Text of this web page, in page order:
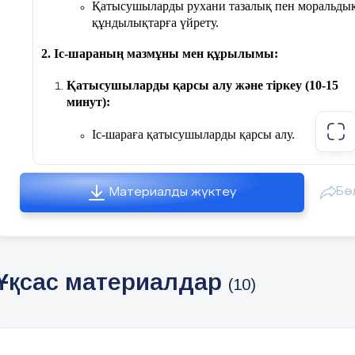
Қатысушыларды рухани тазалық пен
құндылықтарға үйрету.
2. Іс-шараның мазмұны мен құрылымы:
Қатысушыларды қарсы алу және тіркеу (10-15
минут):
Іс-шараға қатысушыларды қарсы алу.
Іс-шараның мақсатымен таныстыру.
Ашылу сөз (10 минут):
қатысушыларға арналған қысқаша сөз сөйлеуі.
(20 минут):
Материалды жүктеу
материалдар (10)